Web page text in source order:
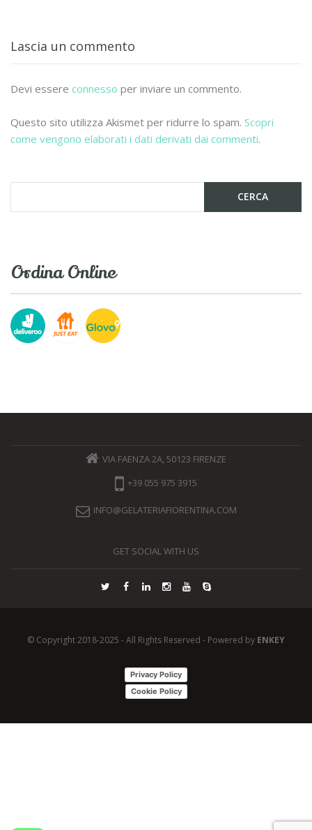
b
o
k
er l di
di
Lascia un commento
Devi essere connesso per inviare un commento.
Questo sito utilizza Akismet per ridurre lo spam. Scopri
come vengono elaborati i dati derivati dai commenti.
Ordina Online
VIA FAENZA 2A, 50123 FIRENZE
+39 055 975 3915
INFO@GELATERIAFIORENTINA.COM
GET SOCIAL WITH US
© Copyright 2018-2025 - All Rights Reserved - Powered by ENKEY
Privacy Policy
Cookie Policy